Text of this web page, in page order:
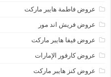
عروض فاطمة هايبر ماركت
عروض فريش اند مور
عروض فيفا هايبر ماركت
عروض كارفور الإمارات
عروض كنز هايبر ماركت